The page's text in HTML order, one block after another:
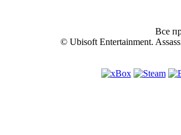
Все
© Ubisoft Entertainment.